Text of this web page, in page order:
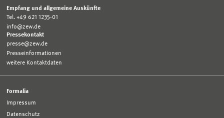
Empfang und allgemeine Auskünfte
Tel. +49 621 1235-01
info@zew.de
Pressekontakt
presse@zew.de
Presseinformationen
weitere Kontaktdaten
Formalia
Impressum
Datenschutz